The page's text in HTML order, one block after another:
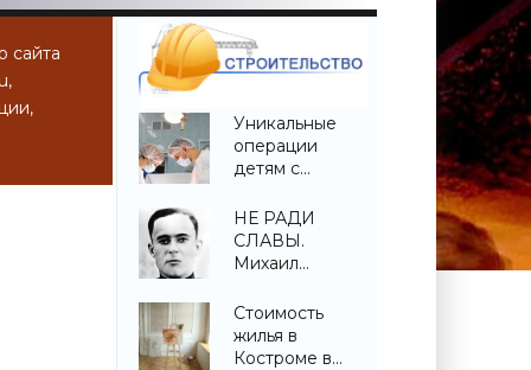
сайта
Уникальные
операции
детям с
деформацией
позвоночника
проведены в
«Свежие
новости
строительства»
НЕ РАДИ
СЛАВЫ.
Михаил
«Свежие
новости
строительства»
Стоимость
жилья в
Костроме в